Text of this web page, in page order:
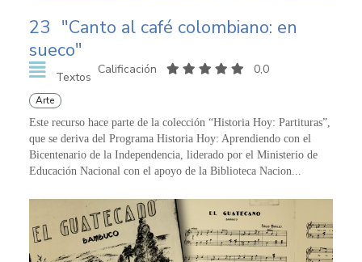
23 "Canto al café colombiano: en
sueco"
Textos
Calificación 0,0
Arte
Este recurso hace parte de la colección “Historia Hoy: Partituras”,
que se deriva del Programa Historia Hoy: Aprendiendo con el
Bicentenario de la Independencia, liderado por el Ministerio de
Educación Nacional con el apoyo de la Biblioteca Nacion...